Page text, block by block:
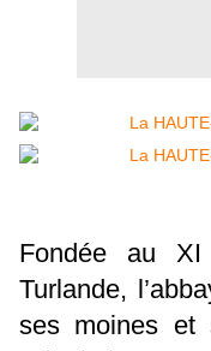
Fondée au
Turlande,
ses moines et